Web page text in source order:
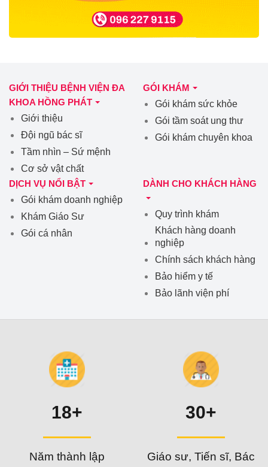
GIỚI THIỆU BỆNH VIỆN ĐA
KHOA HỒNG PHÁT
Giới thiệu
Đội ngũ bác sĩ
Tầm nhìn – Sứ mệnh
Cơ sở vật chất
GÓI KHÁM
Gói khám sức khỏe
Gói tầm soát ung thư
Gói khám chuyên khoa
DỊCH VỤ NỔI BẬT
Gói khám doanh nghiệp
Khám Giáo Sư
Gói cá nhân
DÀNH CHO KHÁCH HÀNG
Quy trình khám
Khách hàng doanh
nghiệp
Chính sách khách hàng
Bảo hiểm y tế
Bảo lãnh viện phí
18+
Năm thành lập
30+
Giáo sư, Tiến sĩ, Bác